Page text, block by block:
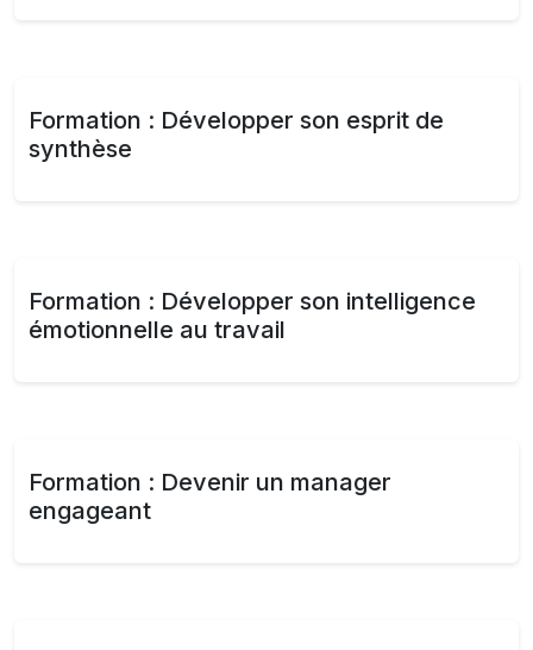
Formation : Développer son esprit de
synthèse
Formation : Développer son intelligence
émotionnelle au travail
Formation : Devenir un manager
engageant